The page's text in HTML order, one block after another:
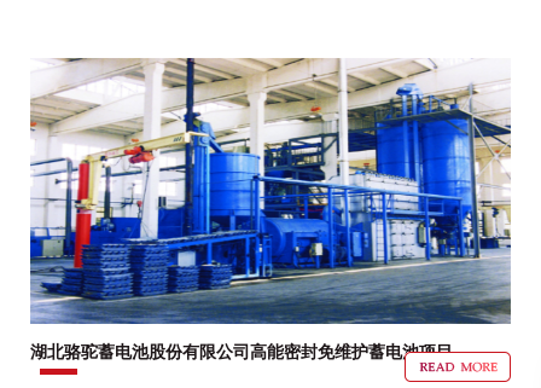
湖北骆驼蓄电池股份有限公司高能密封免维护蓄电池项目